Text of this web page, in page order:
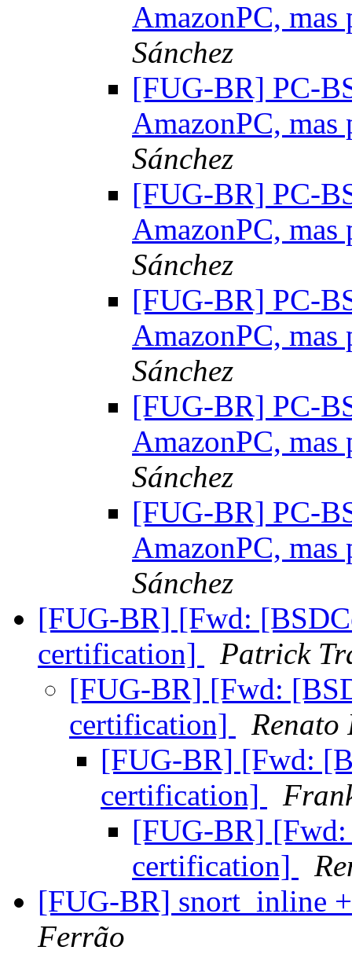
AmazonPC,
Sánchez
[FUG-BR] PC-
AmazonPC,
Sánchez
[FUG-BR] PC-
AmazonPC,
Sánchez
[FUG-BR] PC-
AmazonPC,
Sánchez
[FUG-BR] PC-
AmazonPC,
Sánchez
[FUG-BR] PC-
AmazonPC,
Sánchez
[FUG-BR] [Fwd:
certification]
Patrick
[FUG-BR] [Fwd:
certification]
Renato
[FUG-BR] [Fwd:
certification]
[FUG-BR]
certification]
[FUG-BR] snort_inline
Ferrão